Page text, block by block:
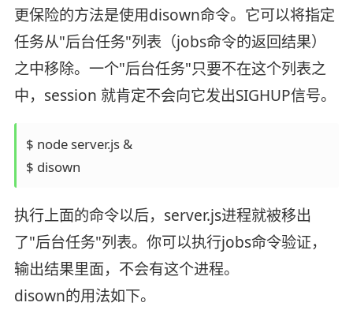
更保险的方法是使用disown命令。它可以将指定
任务从"后台任务"列表（jobs命令的返回结果）
之中移除。一个"后台任务"只要不在这个列表之
中，session 就肯定不会向它发出SIGHUP信号。
$ node server.js &
$ disown
执行上面的命令以后，server.js进程就被移出
了"后台任务"列表。你可以执行jobs命令验证，
输出结果里面，不会有这个进程。
disown的用法如下。